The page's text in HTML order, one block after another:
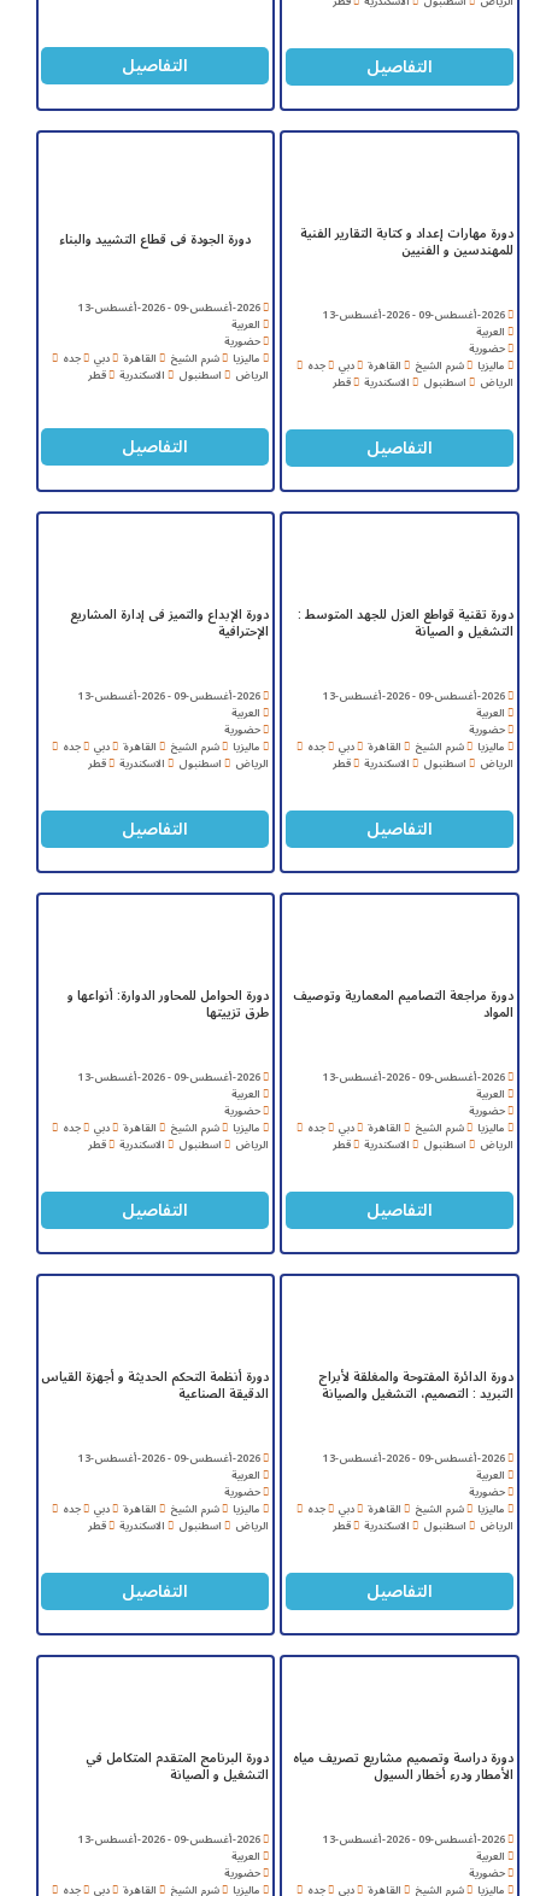
التفاصيل التفاصيل
دورة مهارات إعداد و كتابة التقارير الفنية
للمهندسين و الفنيين
2026-أغسطس-09 - 2026-أغسطس-13
العربية
حضورية
ماليزيا شرم الشيخ القاهرة دبي جده
الرياض اسطنبول الاسكندرية قطر
التفاصيل
دورة الجودة فى قطاع التشييد والبناء
2026-أغسطس-09 - 2026-أغسطس-13
العربية
حضورية
ماليزيا شرم الشيخ القاهرة دبي جده
الرياض اسطنبول الاسكندرية قطر
التفاصيل
دورة تقنية قواطع العزل للجهد المتوسط :
التشغيل و الصيانة
2026-أغسطس-09 - 2026-أغسطس-13
العربية
حضورية
ماليزيا شرم الشيخ القاهرة دبي جده
الرياض اسطنبول الاسكندرية قطر
التفاصيل
دورة الإبداع والتميز فى إدارة المشاريع
الإحترافية
2026-أغسطس-09 - 2026-أغسطس-13
العربية
حضورية
ماليزيا شرم الشيخ القاهرة دبي جده
الرياض اسطنبول الاسكندرية قطر
التفاصيل
دورة مراجعة التصاميم المعمارية وتوصيف
المواد
2026-أغسطس-09 - 2026-أغسطس-13
العربية
حضورية
ماليزيا شرم الشيخ القاهرة دبي جده
الرياض اسطنبول الاسكندرية قطر
التفاصيل
دورة الحوامل للمحاور الدوارة: أنواعها و
طرق تزييتها
2026-أغسطس-09 - 2026-أغسطس-13
العربية
حضورية
ماليزيا شرم الشيخ القاهرة دبي جده
الرياض اسطنبول الاسكندرية قطر
التفاصيل
دورة الدائرة المفتوحة والمغلقة لأبراج
التبريد : التصميم، التشغيل والصيانة
2026-أغسطس-09 - 2026-أغسطس-13
العربية
حضورية
ماليزيا شرم الشيخ القاهرة دبي جده
الرياض اسطنبول الاسكندرية قطر
التفاصيل
دورة أنظمة التحكم الحديثة و أجهزة القياس
الدقيقة الصناعية
2026-أغسطس-09 - 2026-أغسطس-13
العربية
حضورية
ماليزيا شرم الشيخ القاهرة دبي جده
الرياض اسطنبول الاسكندرية قطر
التفاصيل
دورة دراسة وتصميم مشاريع تصريف مياه
الأمطار ودرء أخطار السيول
2026-أغسطس-09 - 2026-أغسطس-13
العربية
حضورية
ماليزيا شرم الشيخ القاهرة دبي جده
دورة البرنامج المتقدم المتكامل في
التشغيل و الصيانة
2026-أغسطس-09 - 2026-أغسطس-13
العربية
حضورية
ماليزيا شرم الشيخ القاهرة دبي جده